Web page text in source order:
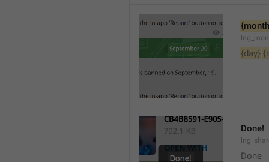
{day}
Done!
Done